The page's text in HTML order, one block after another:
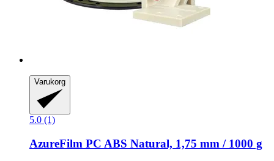
Varukorg
5.0 (1)
AzureFilm PC ABS Natural, 1,75 mm / 1000 g